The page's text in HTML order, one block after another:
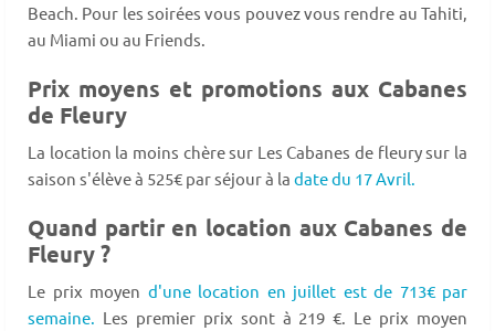
Beach. Pour les soirées vous pouvez vous rendre au Tahiti,
au Miami ou au Friends.
Prix moyens et promotions aux Cabanes
de Fleury
La location la moins chère sur Les Cabanes de fleury sur la
saison s'élève à 525€ par séjour à la date du 17 Avril.
Quand partir en location aux Cabanes de
Fleury ?
Le prix moyen d'une location en juillet est de 713€ par
semaine.
Les premier prix sont à 219 €. Le prix moyen